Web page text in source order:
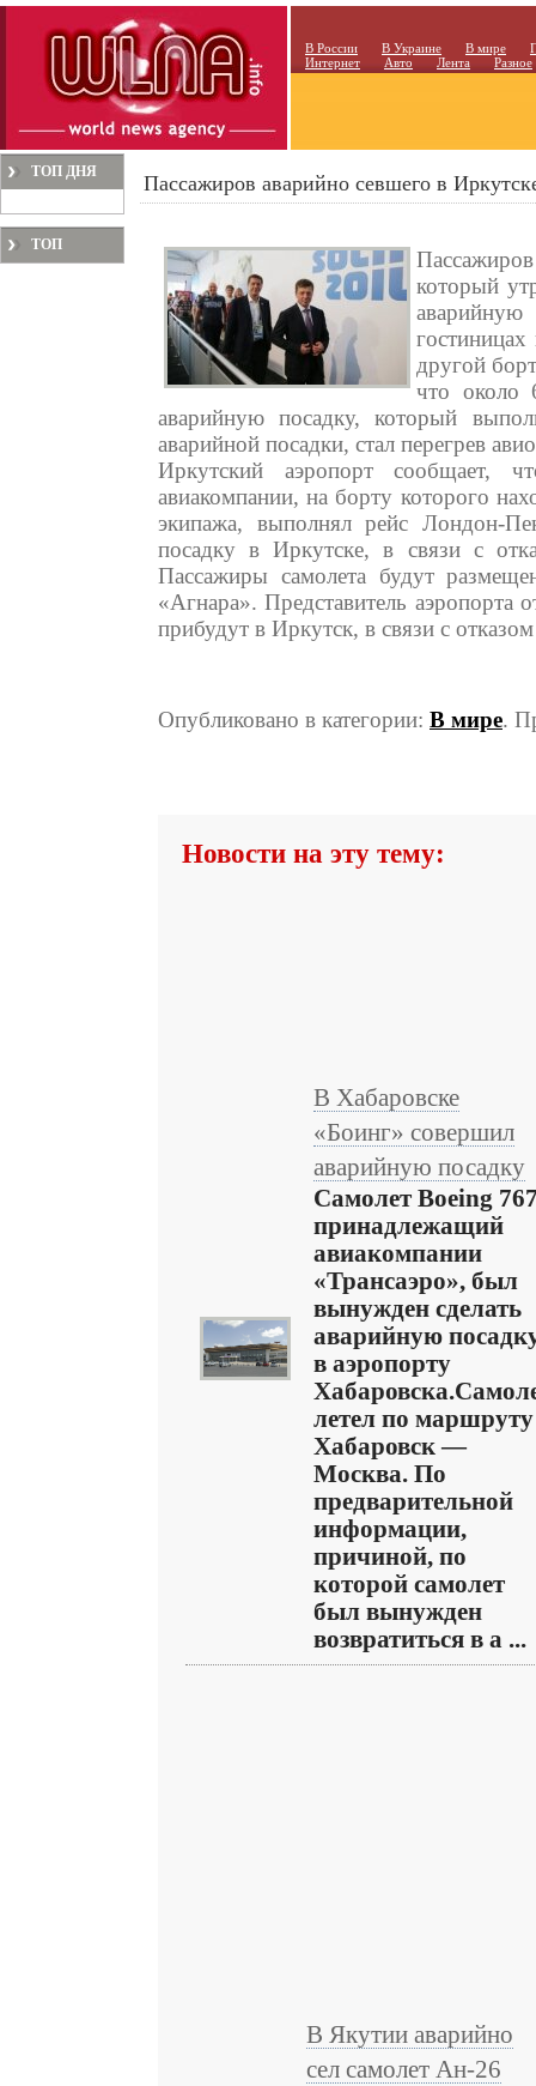
В России В Украине В мире
Интернет
Авто Лента Разное
ТОП ДНЯ
ТОП
Пассажиров аварийно севшего в
который
другой
что около
аварийную посадку, который
аварийной посадки, стал перегрев
Иркутский аэропорт сообщает,
авиакомпании, на борту которого
экипажа, выполнял рейс Лондон-
посадку в Иркутске, в связи с
Пассажиры самолета будут
«Агнара». Представитель аэропорта
прибудут в Иркутск, в связи с
Опубликовано в категории: В мире.
Новости на эту тему:
В Хабаровске
«Боинг» совершил
аварийную посадку
Самолет Boeing
принадлежащий
авиакомпании
«Трансаэро», был
вынужден сделать
аварийную
в аэропорту
летел по маршруту
Хабаровск —
Москва. По
предварительной
информации,
причиной, по
которой самолет
был вынужден
возвратиться в а ...
В Якутии аварийно
сел самолет Ан-26